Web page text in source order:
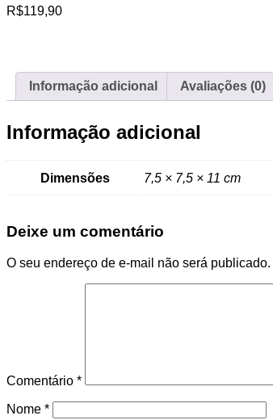
R$119,90
Informação adicional Avaliações (0)
Informação adicional
Dimensões 7,5 × 7,5 × 11 cm
Deixe um comentário
O seu endereço de e-mail não será publicado.
Comentário *
Nome *